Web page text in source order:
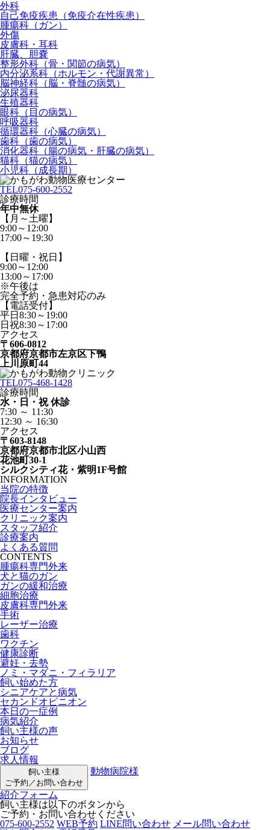
外科
自己免疫疾患（免疫介在性疾患）
腫瘍科（ガン）
外傷
皮膚科・耳科
肝臓、胆嚢
整形外科（骨・関節の病気）
内分泌系科（ホルモン・代謝異常）
脳神経科（脳・脊髄の病気）
泌尿器科
生殖器科
眼科（目の病気）
呼吸器科
循環器科（心臓の病気）
歯科（歯の病気）
消化器科（腸の病気・肝臓の病気）
猫科（猫の病気）
小児科（成長期）
TEL075-600-2552
診療時間
年中無休
【月～土曜】
9:00～12:00
17:00～19:30
【日曜・祝日】
9:00～12:00
13:00～17:00
※午後は
完全予約・急患対応のみ
【電話受付】
平日8:30～19:00
日祝8:30～17:00
アクセス
〒606-0812
京都府京都市左京区下鴨
上川原町44
TEL075-468-1428
診療時間
水・日・祝 休診
7:30 ～ 11:30
12:30 ～ 16:30
アクセス
〒603-8148
京都府京都市北区小山西
花池町30-1
シルクシティ花・紫明1F号館
INFORMATION
当院の特徴
院長インタビュー
医療センター案内
クリニック案内
スタッフ紹介
診療案内
よくある質問
CONTENTS
腫瘍科専門外来
犬と猫のガン
ガンの緩和治療
細胞治療
皮膚科専門外来
手術
レーザー治療
歯科
ワクチン
健康診断
避妊・去勢
ノミ・マダニ・フィラリア
飼い始めた方
シニアケアと病気
セカンドオピニオン
本日の一症例
病気紹介
飼い主様の声
お知らせ
ブログ
求人情報
飼い主様
ご予約／お問い合わせ
動物病院様
紹介フォーム
飼い主様は以下のボタンから
ご予約・お問い合わせください
075-600-2552 WEB予約 LINE問い合わせ メール問い合わせ